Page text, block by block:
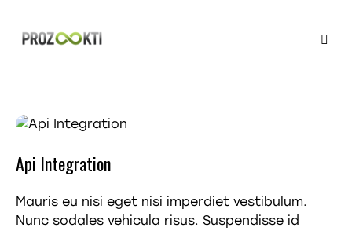
Api Integration
Mauris eu nisi eget nisi imperdiet vestibulum.
Nunc sodales vehicula risus. Suspendisse id